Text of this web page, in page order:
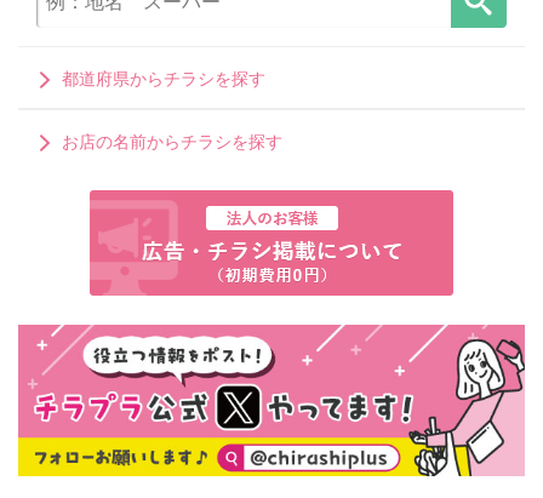
都道府県からチラシを探す
お店の名前からチラシを探す